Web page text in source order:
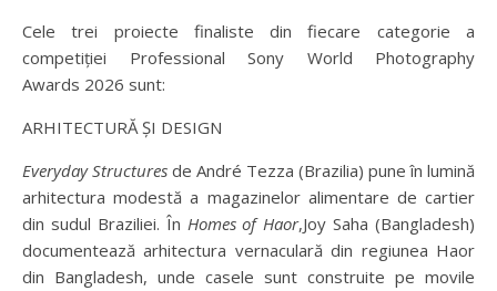
Cele trei proiecte finaliste din fiecare categorie a
competiției Professional Sony World Photography
Awards 2026 sunt:
ARHITECTURĂ ȘI DESIGN
Everyday Structures de André Tezza (Brazilia) pune în lumină
arhitectura modestă a magazinelor alimentare de cartier
din sudul Braziliei. În Homes of Haor,Joy Saha (Bangladesh)
documentează arhitectura vernaculară din regiunea Haor
din Bangladesh, unde casele sunt construite pe movile